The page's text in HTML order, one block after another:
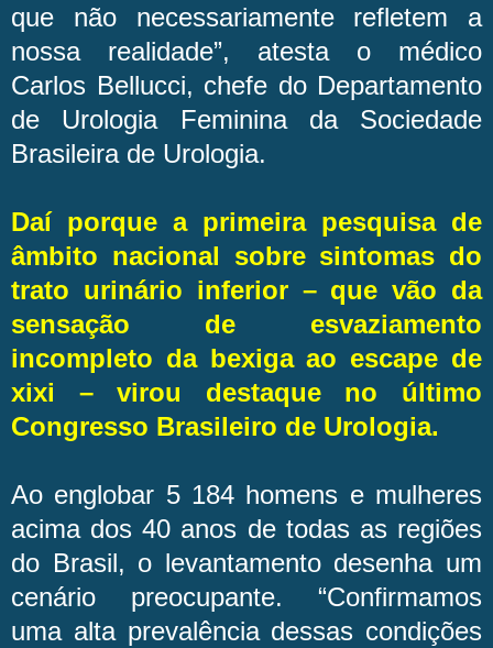
que não necessariamente refletem a
nossa realidade”, atesta o médico
Carlos Bellucci, chefe do Departamento
de Urologia Feminina da Sociedade
Brasileira de Urologia.
Daí porque a primeira pesquisa de
âmbito nacional sobre sintomas do
trato urinário inferior – que vão da
sensação de esvaziamento
incompleto da bexiga ao escape de
xixi – virou destaque no último
Congresso Brasileiro de Urologia.
Ao englobar 5 184 homens e mulheres
acima dos 40 anos de todas as regiões
do Brasil, o levantamento desenha um
cenário preocupante. “Confirmamos
uma alta prevalência dessas condições